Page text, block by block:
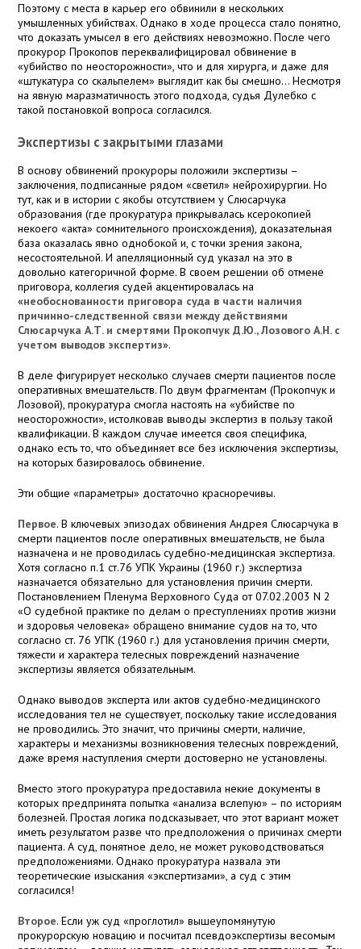
Поэтому с места в карьер его обвинили в нескольких
умышленных убийствах. Однако в ходе процесса стало понятно,
что доказать умысел в его действиях невозможно. После чего
прокурор Прокопов переквалифицировал обвинение в
«убийство по неосторожности», что и для хирурга, и даже для
«штукатура со скальпелем» выглядит как бы смешно… Несмотря
на явную маразматичность этого подхода, судья Дулебко с
такой постановкой вопроса согласился.
Экспертизы с закрытыми глазами
В основу обвинений прокуроры положили экспертизы –
заключения, подписанные рядом «светил» нейрохирургии. Но
тут, как и в истории с якобы отсутствием у Слюсарчука
образования (где прокуратура прикрывалась ксерокопией
некоего «акта» сомнительного происхождения), доказательная
база оказалась явно однобокой и, с точки зрения закона,
несостоятельной. И апелляционный суд указал на это в
довольно категоричной форме. В своем решении об отмене
приговора, коллегия судей акцентировалась на
«необоснованности приговора суда в части наличия
причинно-следственной связи между действиями
Слюсарчука А.Т. и смертями Прокопчук Д.Ю., Лозового А.Н. с
учетом выводов экспертиз».
В деле фигурирует несколько случаев смерти пациентов после
оперативных вмешательств. По двум фрагментам (Прокопчук и
Лозовой), прокуратура смогла настоять на «убийстве по
неосторожности», истолковав выводы экспертиз в пользу такой
квалификации. В каждом случае имеется своя специфика,
однако есть то, что объединяет все без исключения экспертизы,
на которых базировалось обвинение.
Эти общие «параметры» достаточно красноречивы.
Первое. В ключевых эпизодах обвинения Андрея Слюсарчука в
смерти пациентов после оперативных вмешательств, не была
назначена и не проводилась судебно-медицинская экспертиза.
Хотя согласно п.1 ст.76 УПК Украины (1960 г.) экспертиза
назначается обязательно для установления причин смерти.
Постановлением Пленума Верховного Суда от 07.02.2003 N 2
«О судебной практике по делам о преступлениях против жизни
и здоровья человека» обращено внимание судов на то, что
согласно ст. 76 УПК (1960 г.) для установления причин смерти,
тяжести и характера телесных повреждений назначение
экспертизы является обязательным.
Однако выводов эксперта или актов судебно-медицинского
исследования тел не существует, поскольку такие исследования
не проводились. Это значит, что причины смерти, наличие,
характеры и механизмы возникновения телесных повреждений,
даже время наступления смерти достоверно не установлены.
Вместо этого прокуратура предоставила некие документы в
которых предпринята попытка «анализа вслепую» – по историям
болезней. Простая логика подсказывает, что этот вариант может
иметь результатом разве что предположения о причинах смерти
пациента. А суд, понятное дело, не может руководствоваться
предположениями. Однако прокуратура назвала эти
теоретические изыскания «экспертизами», а суд с этим
согласился!
Второе. Если уж суд «проглотил» вышеупомянутую
прокурорскую новацию и посчитал псевдоэкспертизы весомым